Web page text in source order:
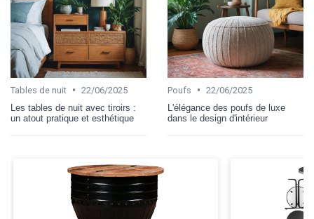
Tables de nuit • 22/06/2025
Les tables de nuit avec tiroirs :
un atout pratique et esthétique
Poufs • 22/06/2025
L'élégance des poufs de luxe
dans le design d'intérieur